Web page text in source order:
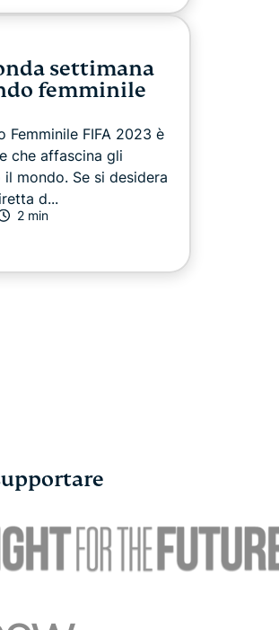
settimana
femminile
FIFA 2023 è
che affascina gli
mondo. Se si desidera
d...
2 min